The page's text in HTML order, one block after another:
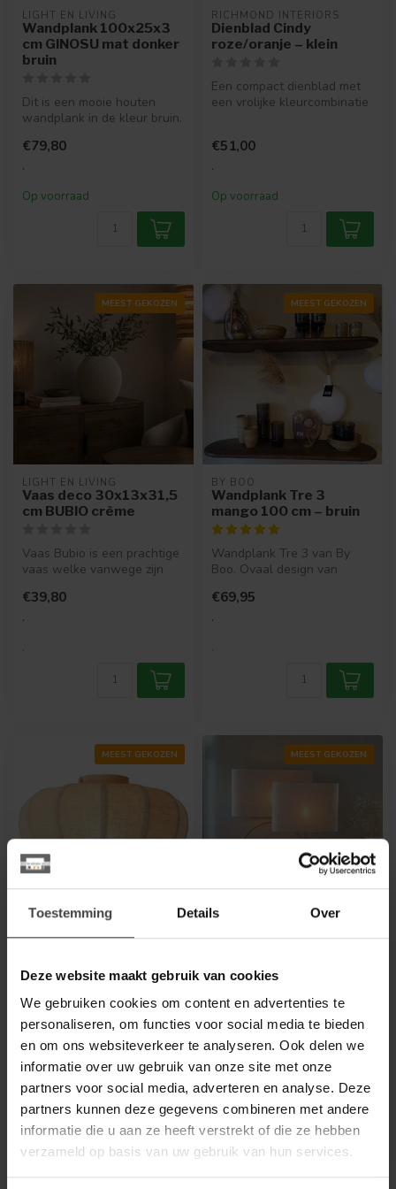
Toestemming Details Over
Deze website maakt gebruik van cookies
We gebruiken cookies om content en advertenties te
personaliseren, om functies voor social media te bieden
en om ons websiteverkeer te analyseren. Ook delen we
informatie over uw gebruik van onze site met onze
partners voor social media, adverteren en analyse. Deze
partners kunnen deze gegevens combineren met andere
informatie die u aan ze heeft verstrekt of die ze hebben
verzameld op basis van uw gebruik van hun services.
LIGHT EN LIVING
Wandplank 100x25x3
cm GINOSU mat donker
bruin
Dit is een mooie houten
wandplank in de kleur bruin.
€79,80
.
Op voorraad
RICHMOND INTERIORS
Dienblad Cindy
roze/oranje – klein
Een compact dienblad met
een vrolijke kleurcombinatie
€51,00
.
Op voorraad
MEEST GEKOZEN
LIGHT EN LIVING
Vaas deco 30x13x31,5
cm BUBIO crème
Vaas Bubio is een prachtige
vaas welke vanwege zijn
€39,80
.
.
MEEST GEKOZEN
BY BOO
Wandplank Tre 3
mango 100 cm – bruin
Wandplank Tre 3 van By
Boo. Ovaal design van
Verkrijgbaar in ...
€69,95
.
.
MEEST GEKOZEN
Ontdek de sfeervolle
plafondlamp ZOSIA van
Light & Living. Gemaakt van
natuurlij...
€109,80
.
.
MEEST GEKOZEN
Diverse maten
Elegante ovale lampenkap
in parelwit. Neutraal, stijlvol
en verkrijgbaar in dive...
€55,00
.
Op voorraad